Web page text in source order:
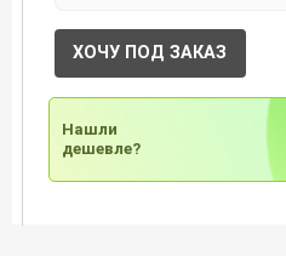
ХОЧУ ПОД ЗАКАЗ
Нашли
дешевле?